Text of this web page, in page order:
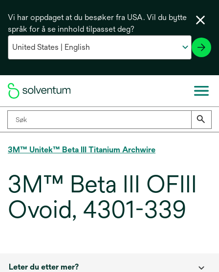
Vi har oppdaget at du besøker fra USA. Vil du bytte
språk for å se innhold tilpasset deg?
3M™ Unitek™ Beta III Titanium Archwire
3M™ Beta III OFIII
Ovoid, 4301-339
Leter du etter mer?